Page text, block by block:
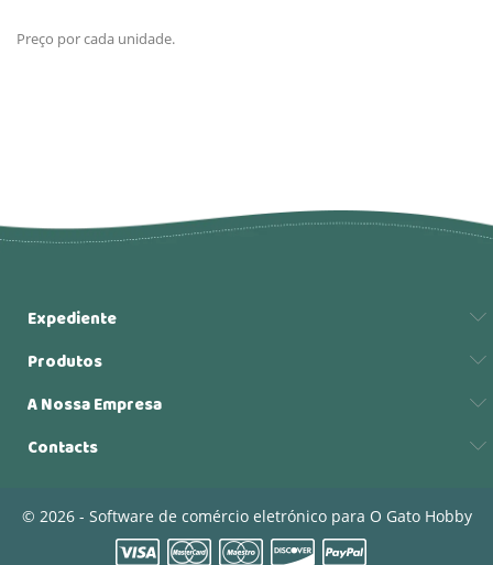
Preço por cada unidade.
Expediente
Produtos
A Nossa Empresa
Contacts
© 2026 - Software de comércio eletrónico para O Gato Hobby